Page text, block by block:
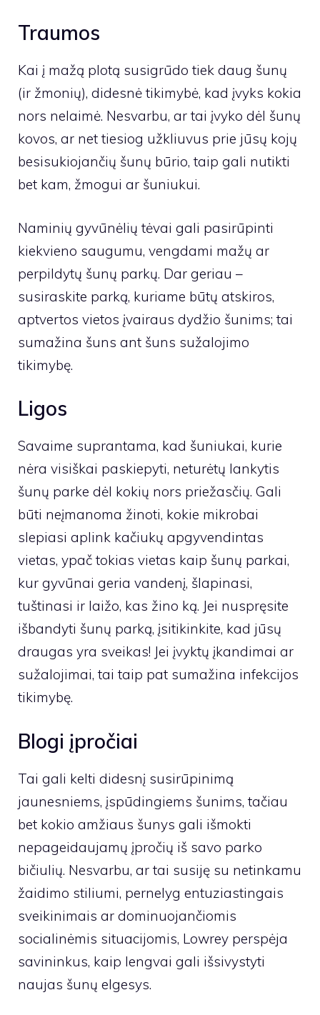
Traumos
Kai į mažą plotą susigrūdo tiek daug šunų
(ir žmonių), didesnė tikimybė, kad įvyks kokia
nors nelaimė. Nesvarbu, ar tai įvyko dėl šunų
kovos, ar net tiesiog užkliuvus prie jūsų kojų
besisukiojančių šunų būrio, taip gali nutikti
bet kam, žmogui ar šuniukui.
Naminių gyvūnėlių tėvai gali pasirūpinti
kiekvieno saugumu, vengdami mažų ar
perpildytų šunų parkų. Dar geriau –
susiraskite parką, kuriame būtų atskiros,
aptvertos vietos įvairaus dydžio šunims; tai
sumažina šuns ant šuns sužalojimo
tikimybę.
Ligos
Savaime suprantama, kad šuniukai, kurie
nėra visiškai paskiepyti, neturėtų lankytis
šunų parke dėl kokių nors priežasčių. Gali
būti neįmanoma žinoti, kokie mikrobai
slepiasi aplink kačiukų apgyvendintas
vietas, ypač tokias vietas kaip šunų parkai,
kur gyvūnai geria vandenį, šlapinasi,
tuštinasi ir laižo, kas žino ką. Jei nuspręsite
išbandyti šunų parką, įsitikinkite, kad jūsų
draugas yra sveikas! Jei įvyktų įkandimai ar
sužalojimai, tai taip pat sumažina infekcijos
tikimybę.
Blogi įpročiai
Tai gali kelti didesnį susirūpinimą
jaunesniems, įspūdingiems šunims, tačiau
bet kokio amžiaus šunys gali išmokti
nepageidaujamų įpročių iš savo parko
bičiulių. Nesvarbu, ar tai susiję su netinkamu
žaidimo stiliumi, pernelyg entuziastingais
sveikinimais ar dominuojančiomis
socialinėmis situacijomis, Lowrey perspėja
savininkus, kaip lengvai gali išsivystyti
naujas šunų elgesys.